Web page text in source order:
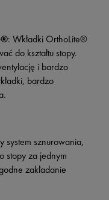
: Wkładki OrthoLite®
do kształtu stopy.
i bardzo
bardzo
system sznurowania,
stopy za jednym
zakładanie